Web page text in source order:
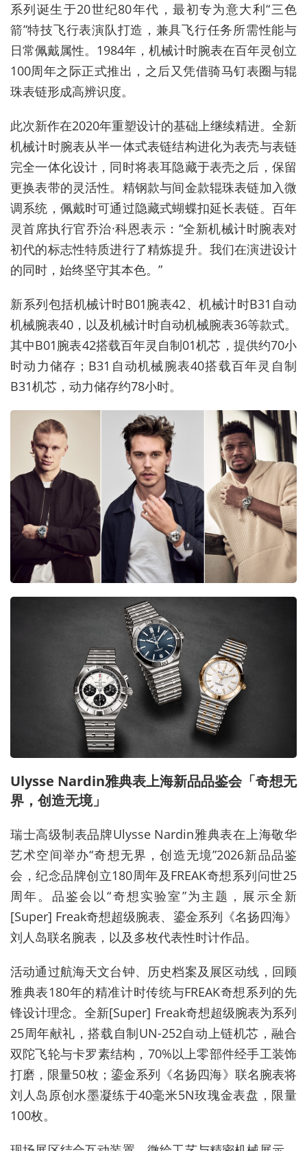
系列诞生于20世纪80年代，最初专为意大利“三色
箭”特技飞行表演队打造，兼具飞行任务所需性能与
日常佩戴属性。 1984年，机械计时腕表在百年灵创立
100周年之际正式推出，之后又凭借骑马钉表圈与辊
珠表链形成高辨识度。
此次新作在2020年重塑设计的基础上继续精进。全新
机械计时腕表从半一体式表链结构进化为表壳与表链
完全一体化设计，同时将表耳隐藏于表壳之后，保留
更换表带的灵活性。精钢款与间金款辊珠表链加入微
调系统，佩戴时可通过隐藏式蝴蝶扣延长表链。百年
灵首席执行官乔治·科恩表示： “全新机械计时腕表对
初代的标志性特质进行了精炼提升。我们在演进设计
的同时，始终坚守其本色。 ”
新系列包括机械计时B01腕表42、机械计时B31 自动
机械腕表40 ，以及机械计时自动机械腕表36等款式。
其中B01腕表42搭载百年灵自制01机芯，提供约70小
时动力储存； B31 自动机械腕表40搭载百年灵自制
B31机芯，动力储存约78小时。
Ulysse Nardin雅典表上海新品品鉴会「奇想无
界，创造无境」
瑞士高级制表品牌Ulysse Nardin雅典表在上海敬华
艺术空间举办“奇想无界，创造无境”2026新品品鉴
会，纪念品牌创立180周年及FREAK奇想系列问世25
周年。品鉴会以“奇想实验室”为主题，展示全新
[Super] Freak奇想超级腕表、鎏金系列《名扬四海》
刘人岛联名腕表，以及多枚代表性时计作品。
活动通过航海天文台钟、历史档案及展区动线，回顾
雅典表180年的精准计时传统与FREAK奇想系列的先
锋设计理念。全新[Super] Freak奇想超级腕表为系列
25周年献礼，搭载自制UN-252自动上链机芯，融合
双陀飞轮与卡罗素结构， 70%以上零部件经手工装饰
打磨，限量50枚；鎏金系列《名扬四海》联名腕表将
刘人岛原创水墨凝练于40毫米5N玫瑰金表盘，限量
100枚。